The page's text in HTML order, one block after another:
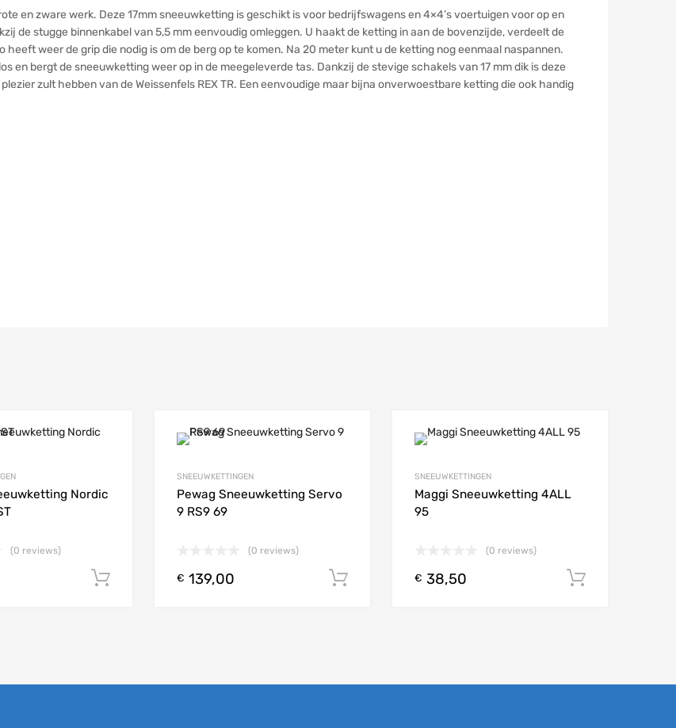
en zware werk. Deze 17mm sneeuwketting is geschikt is voor bedrijfswagens en 4×4’s voertuigen voor op en
de stugge binnenkabel van 5,5 mm eenvoudig omleggen. U haakt de ketting in aan de bovenzijde, verdeelt de
weer de grip die nodig is om de berg op te komen. Na 20 meter kunt u de ketting nog eenmaal naspannen.
en bergt de sneeuwketting weer op in de meegeleverde tas. Dankzij de stevige schakels van 17 mm dik is deze
zult hebben van de Weissenfels REX TR. Een eenvoudige maar bijna onverwoestbare ketting die ook handig
Add to Wishlist
Add to Compare
Nordic
(0 reviews)
Toevoegen aan winkelwagen
Add to Wishlist
Add to Compare
SNEEUWKETTINGEN
Pewag Sneeuwketting Servo
9 RS9 69
(0 reviews)
€ 139,00 Toevoegen aan winkelwagen
SNEEUWKETTINGEN
Maggi Sneeuwketting 4ALL
95
(0 reviews)
€ 38,50